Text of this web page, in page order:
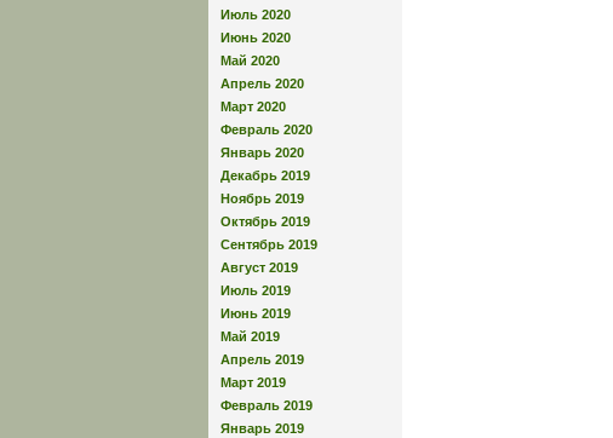
Июль 2020
Июнь 2020
Май 2020
Апрель 2020
Март 2020
Февраль 2020
Январь 2020
Декабрь 2019
Ноябрь 2019
Октябрь 2019
Сентябрь 2019
Август 2019
Июль 2019
Июнь 2019
Май 2019
Апрель 2019
Март 2019
Февраль 2019
Январь 2019